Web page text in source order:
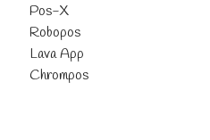
Pos-X
Robopos
Lava App
Chrompos